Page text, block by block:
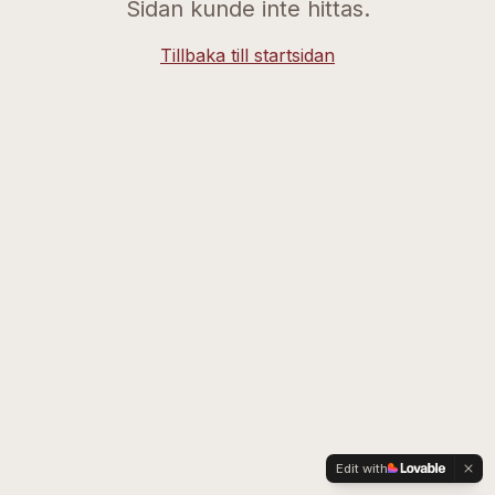
Sidan kunde inte hittas.
Tillbaka till startsidan
Edit with